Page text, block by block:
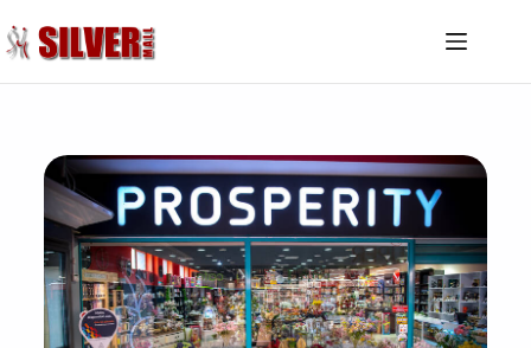
Despre
Magazine
Restaurante
Divertisment
Servicii
Sănătate
Contact